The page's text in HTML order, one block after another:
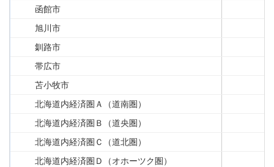
函館市
旭川市
釧路市
帯広市
苫小牧市
北海道内経済圏Ａ（道南圏）
北海道内経済圏Ｂ（道央圏）
北海道内経済圏Ｃ（道北圏）
北海道内経済圏Ｄ（オホーツク圏）